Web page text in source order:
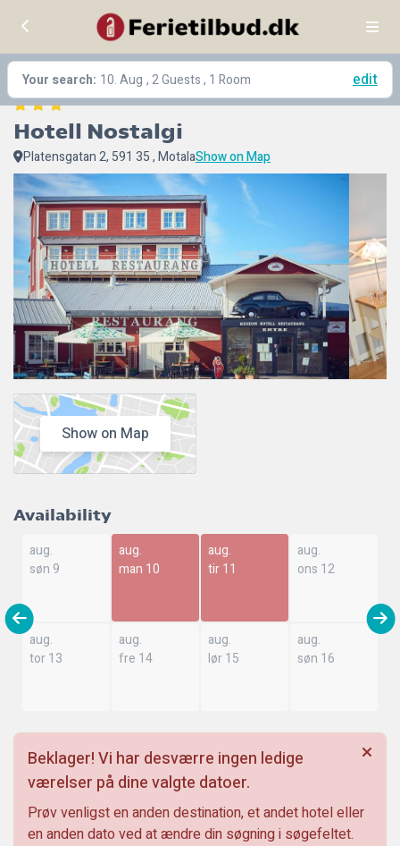
Your search: 10. Aug , 2 Guests , 1 Room edit
Hotell Nostalgi
Platensgatan 2, 591 35 , MotalaShow on Map
Show on Map
Availability
aug.
søn 9
aug.
man 10
aug.
tir 11
aug.
ons 12
aug.
tor 13
aug.
fre 14
aug.
lør 15
aug.
søn 16
Beklager! Vi har desværre ingen ledige
værelser på dine valgte datoer.
Prøv venligst en anden destination, et andet hotel eller
en anden dato ved at ændre din søgning i søgefeltet.